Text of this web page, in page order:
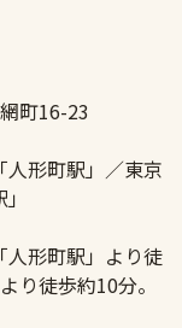
町16-23
形町駅」／東京
人形町駅」より徒
り徒歩約10分。